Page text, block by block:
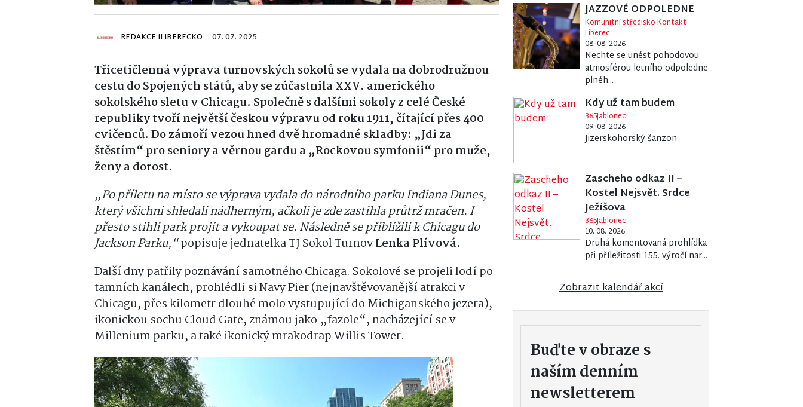
REDAKCE ILIBERECKO 07. 07. 2025
Třicetičlenná výprava turnovských sokolů se vydala na dobrodružnou
cestu do Spojených států, aby se zúčastnila XXV. amerického
sokolského sletu v Chicagu. Společně s dalšími sokoly z celé České
republiky tvoří největší českou výpravu od roku 1911, čítající přes 400
cvičenců. Do zámoří vezou hned dvě hromadné skladby: „Jdi za
štěstím“ pro seniory a věrnou gardu a „Rockovou symfonii“ pro muže,
ženy a dorost.
„Po příletu na místo se výprava vydala do národního parku Indiana Dunes,
který všichni shledali nádherným, ačkoli je zde zastihla průtrž mračen. I
přesto stihli park projít a vykoupat se. Následně se přiblížili k Chicagu do
Jackson Parku,“popisuje jednatelka TJ Sokol TurnovLenka Plívová.
Další dny patřily poznávání samotného Chicaga. Sokolové se projeli lodí po
tamních kanálech, prohlédli si Navy Pier (nejnavštěvovanější atrakci v
Chicagu, přes kilometr dlouhé molo vystupující do Michiganského jezera),
ikonickou sochu Cloud Gate, známou jako „fazole“, nacházející se v
Millenium parku, a také ikonický mrakodrap Willis Tower.
JAZZOVÉ ODPOLEDNE
Komunitní středisko Kontakt
Liberec
08. 08. 2026
Nechte se unést pohodovou
atmosférou letního odpoledne
plnéh...
Kdy už tam budem
365Jablonec
09. 08. 2026
Jizerskohorský šanzon
Zascheho odkaz II –
Kostel Nejsvět. Srdce
Ježíšova
365Jablonec
10. 08. 2026
Druhá komentovaná prohlídka
při příležitosti 155. výročí nar...
Zobrazit kalendář akcí
Buďte v obraze s
naším denním
newsletterem